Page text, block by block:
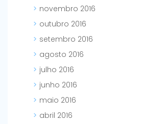
novembro 2016
outubro 2016
setembro 2016
agosto 2016
julho 2016
junho 2016
maio 2016
abril 2016